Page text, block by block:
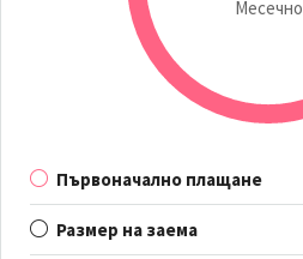
Месечно
Първоначално плащане
Размер на заема